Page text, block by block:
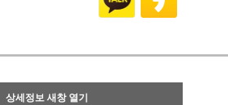
상세정보 새창 열기